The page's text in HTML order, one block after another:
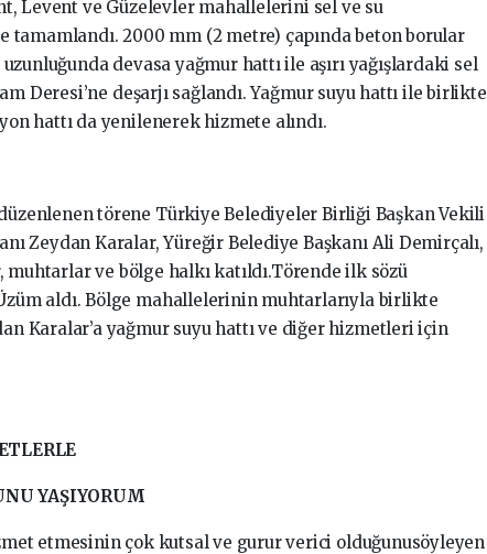
Levent ve Güzelevler mahallelerini sel ve su
tamamlandı. 2000 mm (2 metre) çapında beton borular
devasa yağmur hattı ile aşırı yağışlardaki sel
Deresi’ne deşarjı sağlandı. Yağmur suyu hattı ile birlikte
hattı da yenilenerek hizmete alındı.
törene Türkiye Belediyeler Birliği Başkan Vekili
Zeydan Karalar, Yüreğir Belediye Başkanı Ali Demirçalı,
ve bölge halkı katıldı.Törende ilk sözü
aldı. Bölge mahallelerinin muhtarlarıyla birlikte
Karalar’a yağmur suyu hattı ve diğer hizmetleri için
YAŞIYORUM
etmesinin çok kutsal ve gurur verici olduğunusöyleyen